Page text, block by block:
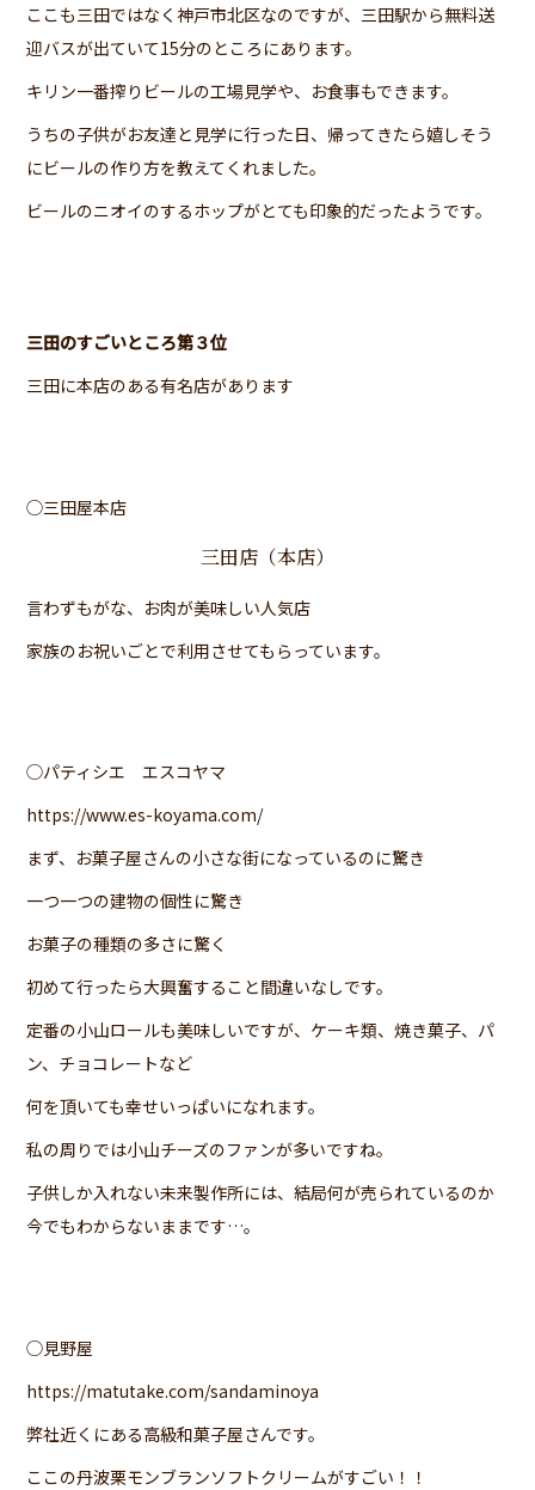
ここも三田ではなく神戸市北区なのですが、三田駅から無料送
迎バスが出ていて15分のところにあります。
キリン一番搾りビールの工場見学や、お食事もできます。
うちの子供がお友達と見学に行った日、帰ってきたら嬉しそう
にビールの作り方を教えてくれました。
ビールのニオイのするホップがとても印象的だったようです。
三田のすごいところ第３位
三田に本店のある有名店があります
◯三田屋本店
三田店（本店）
言わずもがな、お肉が美味しい人気店
家族のお祝いごとで利用させてもらっています。
◯パティシエ エスコヤマ
https://www.es-koyama.com/
まず、お菓子屋さんの小さな街になっているのに驚き
一つ一つの建物の個性に驚き
お菓子の種類の多さに驚く
初めて行ったら大興奮すること間違いなしです。
定番の小山ロールも美味しいですが、ケーキ類、焼き菓子、パ
ン、チョコレートなど
何を頂いても幸せいっぱいになれます。
私の周りでは小山チーズのファンが多いですね。
子供しか入れない未来製作所には、結局何が売られているのか
今でもわからないままです…。
◯見野屋
https://matutake.com/sandaminoya
弊社近くにある高級和菓子屋さんです。
ここの丹波栗モンブランソフトクリームがすごい！！